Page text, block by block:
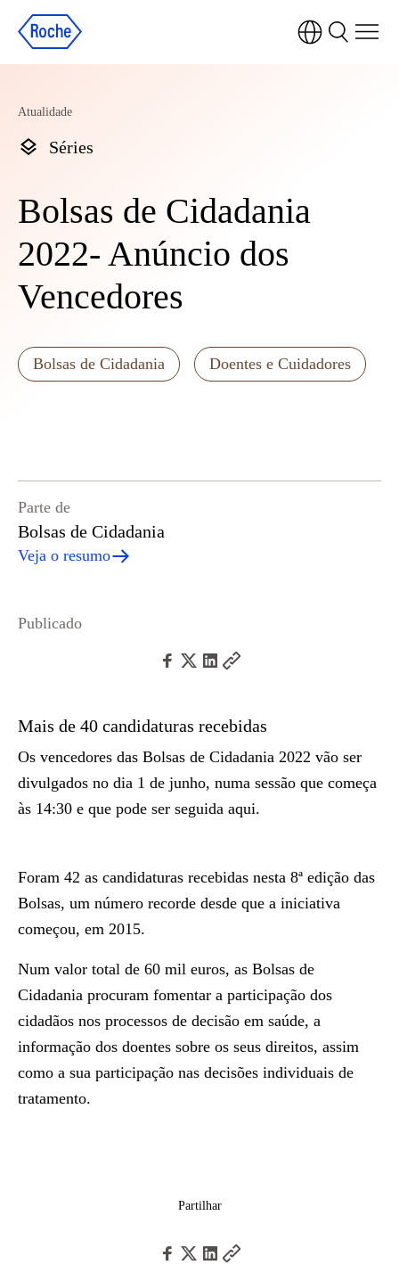
Atualidade
Séries
Bolsas de Cidadania
2022- Anúncio dos
Vencedores
Bolsas de Cidadania Doentes e Cuidadores
Parte de
Bolsas de Cidadania
Veja o resumo
Publicado
Mais de 40 candidaturas recebidas
Os vencedores das Bolsas de Cidadania 2022 vão ser
divulgados no dia 1 de junho, numa sessão que começa
às 14:30 e que pode ser seguida aqui.
Foram 42 as candidaturas recebidas nesta 8ª edição das
Bolsas, um número recorde desde que a iniciativa
começou, em 2015.
Num valor total de 60 mil euros, as Bolsas de
Cidadania procuram fomentar a participação dos
cidadãos nos processos de decisão em saúde, a
informação dos doentes sobre os seus direitos, assim
como a sua participação nas decisões individuais de
tratamento.
Partilhar